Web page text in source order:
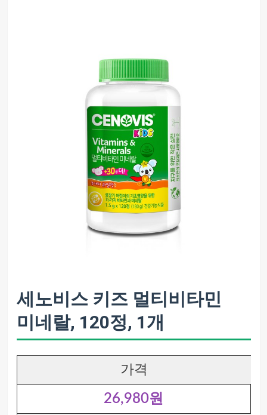
세노비스 키즈 멀티비타민
미네랄, 120정, 1개
가격
26,980원